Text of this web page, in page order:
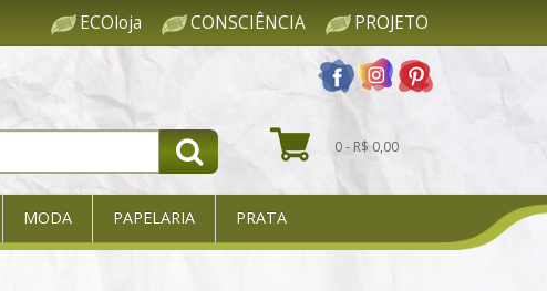
ECOloja CONSCIÊNCIA PROJETO
0 - R$ 0,00
MODA PAPELARIA PRATA